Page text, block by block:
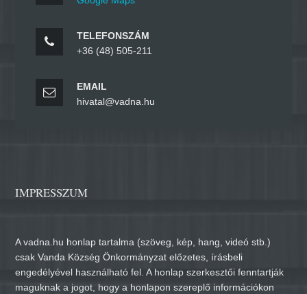
TELEFONSZÁM
+36 (48) 505-211
EMAIL
hivatal@vadna.hu
IMPRESSZUM
A vadna.hu honlap tartalma (szöveg, kép, hang, videó stb.)
csak Vanda Község Önkormányzat előzetes, írásbeli
engedélyével használható fel. A honlap szerkesztői fenntartják
maguknak a jogot, hogy a honlapon szereplő információkon